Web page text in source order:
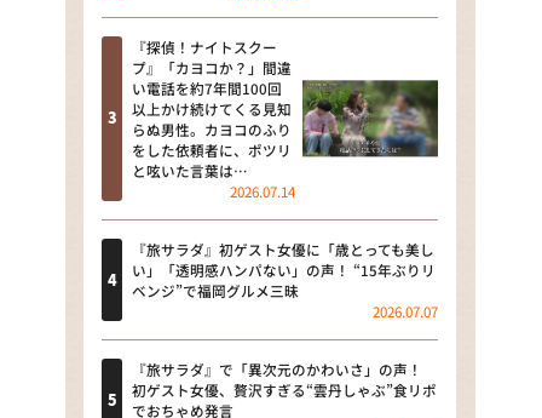
本日はダイアンなり！シーズン２
朝だ！生です旅サラダ
教えて！ニュースライブ 正義の
ミカタ
ＬＩＦＥ～夢のカタチ～
新婚さんいらっしゃい！
ザキ山小屋本館
『探偵！ナイトスクー
プ』「カヨコか？」間違
い電話を約7年間100回
以上かけ続けてくる見知
らぬ男性。カヨコのふり
をした依頼者に、ポツリ
と呟いた言葉は…
2026.07.14
『旅サラダ』初ゲスト女優に「歳とっても美し
い」「透明感ハンパない」の声！ “15年ぶりリ
ベンジ”で福岡グルメ三昧
2026.07.07
『旅サラダ』で「異次元のかわいさ」の声！
初ゲスト女優、贅沢すぎる“雲丹しゃぶ”食リポ
でおちゃめ発言